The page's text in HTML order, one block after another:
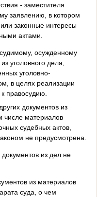
- заместителя
заявлению, в котором
законные интересы
актами.
осужденному
уголовного дела,
уголовно-
в целях реализации
правосудию.
документов из
числе материалов
судебных актов,
не предусмотрена.
из дел не
из материалов
суда, о чем